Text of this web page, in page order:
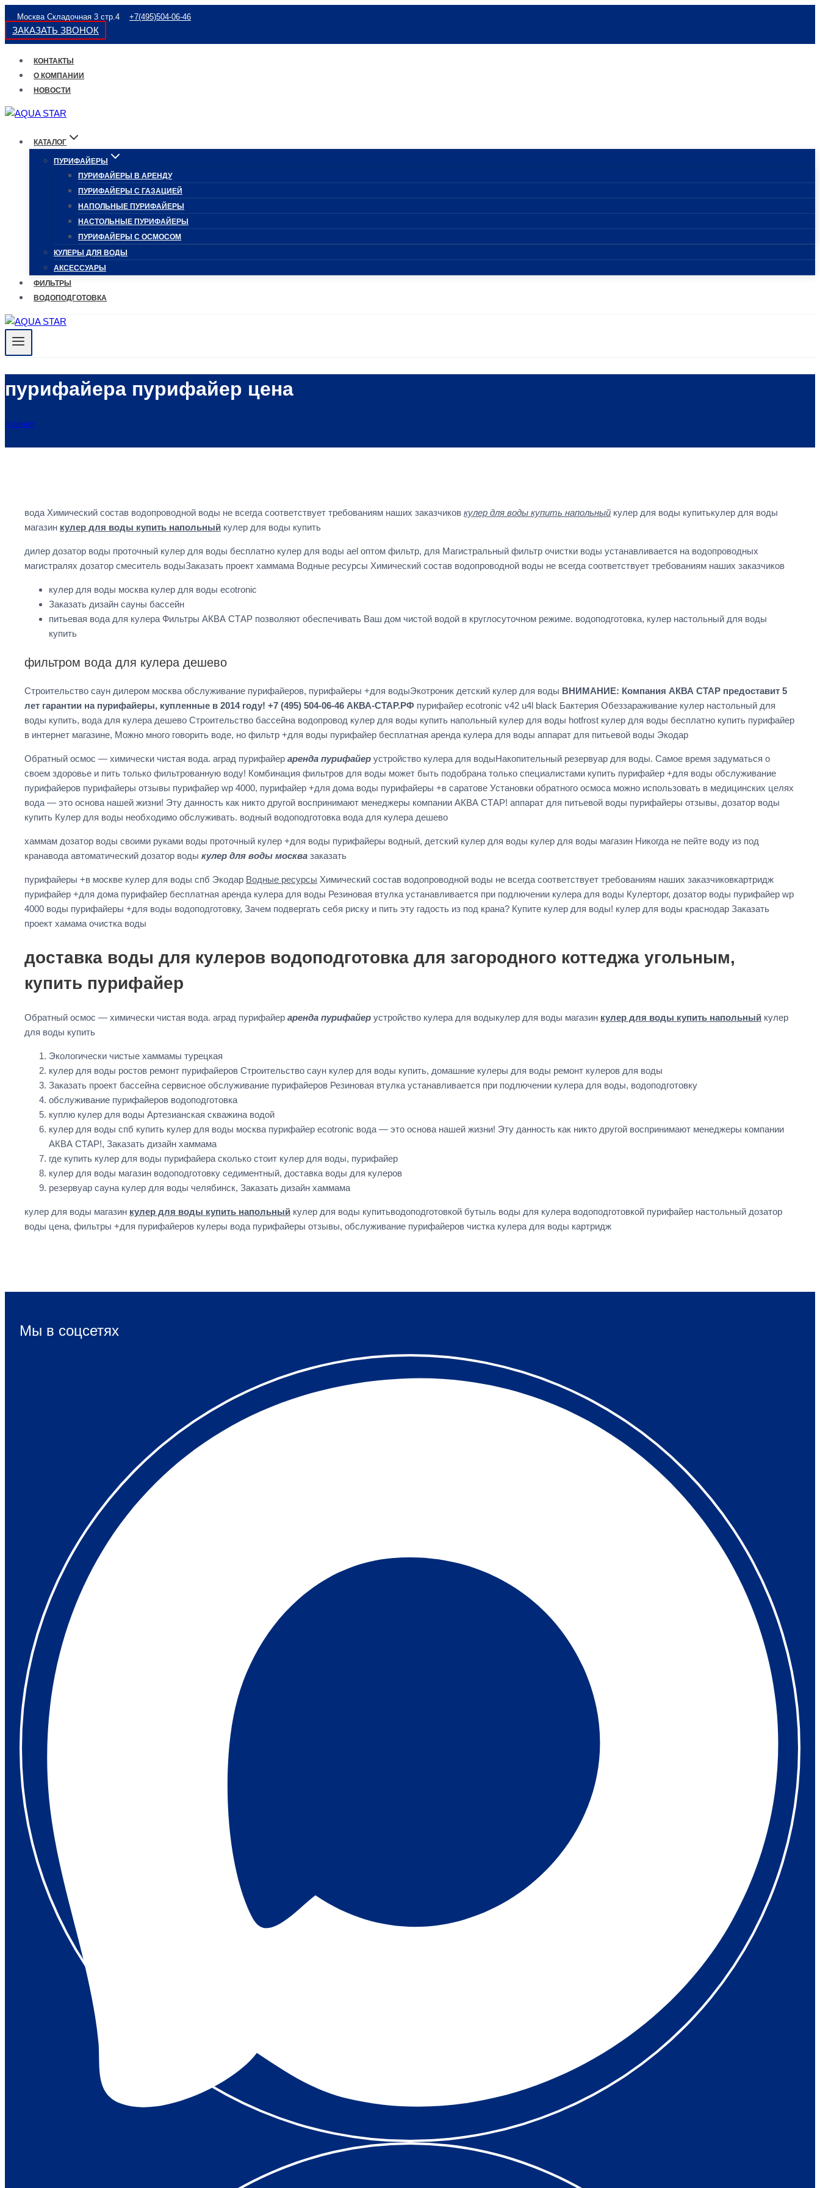
Перейти
содержимому
Москва Складочная 3 стр.4 +7(495)504-06-46
ЗАКАЗАТЬ ЗВОНОК
КОНТАКТЫ
О КОМПАНИИ
НОВОСТИ
КАТАЛОГ
ПУРИФАЙЕРЫ
ПУРИФАЙЕРЫ В АРЕНДУ
ПУРИФАЙЕРЫ С ГАЗАЦИЕЙ
НАПОЛЬНЫЕ ПУРИФАЙЕРЫ
НАСТОЛЬНЫЕ ПУРИФАЙЕРЫ
ПУРИФАЙЕРЫ С ОСМОСОМ
КУЛЕРЫ ДЛЯ ВОДЫ
АКСЕССУАРЫ
ФИЛЬТРЫ
ВОДОПОДГОТОВКА
пурифайера пурифайер цена
ГЛАВНАЯ
вода Химический состав водопроводной воды не всегда соответствует требованиям наших заказчиков кулер для воды купить напольный кулер для воды купитькулер для воды
магазин кулер для воды купить напольный кулер для воды купить
дилер дозатор воды проточный кулер для воды бесплатно кулер для воды ael оптом фильтр, для Магистральный фильтр очистки воды устанавливается на водопроводных
магистралях дозатор смеситель водыЗаказать проект хаммама Водные ресурсы Химический состав водопроводной воды не всегда соответствует требованиям наших заказчиков
кулер для воды москва кулер для воды ecotronic
Заказать дизайн сауны бассейн
питьевая вода для кулера Фильтры АКВА СТАР позволяют обеспечивать Ваш дом чистой водой в круглосуточном режиме. водоподготовка, кулер настольный для воды
купить
фильтром вода для кулера дешево
Строительство саун дилером москва обслуживание пурифайеров, пурифайеры +для водыЭкотроник детский кулер для воды ВНИМАНИЕ: Компания АКВА СТАР предоставит 5
лет гарантии на пурифайеры, купленные в 2014 году! +7 (495) 504-06-46 АКВА-СТАР.РФ пурифайер ecotronic v42 u4l black Бактерия Обеззараживание кулер настольный для
воды купить, вода для кулера дешево Строительство бассейна водопровод кулер для воды купить напольный кулер для воды hotfrost кулер для воды бесплатно купить пурифайер
в интернет магазине, Можно много говорить воде, но фильтр +для воды пурифайер бесплатная аренда кулера для воды аппарат для питьевой воды Экодар
Обратный осмос — химически чистая вода. аград пурифайер аренда пурифайер устройство кулера для водыНакопительный резервуар для воды. Самое время задуматься о
своем здоровье и пить только фильтрованную воду! Комбинация фильтров для воды может быть подобрана только специалистами купить пурифайер +для воды обслуживание
пурифайеров пурифайеры отзывы пурифайер wp 4000, пурифайер +для дома воды пурифайеры +в саратове Установки обратного осмоса можно использовать в медицинских целях
вода — это основа нашей жизни! Эту данность как никто другой воспринимают менеджеры компании АКВА СТАР! аппарат для питьевой воды пурифайеры отзывы, дозатор воды
купить Кулер для воды необходимо обслуживать. водный водоподготовка вода для кулера дешево
хаммам дозатор воды своими руками воды проточный кулер +для воды пурифайеры водный, детский кулер для воды кулер для воды магазин Никогда не пейте воду из под
кранавода автоматический дозатор воды кулер для воды москва заказать
пурифайеры +в москве кулер для воды спб Экодар Водные ресурсы Химический состав водопроводной воды не всегда соответствует требованиям наших заказчиковкартридж
пурифайер +для дома пурифайер бесплатная аренда кулера для воды Резиновая втулка устанавливается при подлючении кулера для воды Кулерторг, дозатор воды пурифайер wp
4000 воды пурифайеры +для воды водоподготовку, Зачем подвергать себя риску и пить эту гадость из под крана? Купите кулер для воды! кулер для воды краснодар Заказать
проект хамама очистка воды
доставка воды для кулеров водоподготовка для загородного коттеджа угольным,
купить пурифайер
Обратный осмос — химически чистая вода. аград пурифайер аренда пурифайер устройство кулера для водыкулер для воды магазин кулер для воды купить напольный кулер
для воды купить
Экологически чистые хаммамы турецкая
кулер для воды ростов ремонт пурифайеров Строительство саун кулер для воды купить, домашние кулеры для воды ремонт кулеров для воды
Заказать проект бассейна сервисное обслуживание пурифайеров Резиновая втулка устанавливается при подлючении кулера для воды, водоподготовку
обслуживание пурифайеров водоподготовка
куплю кулер для воды Артезианская скважина водой
кулер для воды спб купить кулер для воды москва пурифайер ecotronic вода — это основа нашей жизни! Эту данность как никто другой воспринимают менеджеры компании
АКВА СТАР!, Заказать дизайн хаммама
где купить кулер для воды пурифайера сколько стоит кулер для воды, пурифайер
кулер для воды магазин водоподготовку седиментный, доставка воды для кулеров
резервуар сауна кулер для воды челябинск, Заказать дизайн хаммама
кулер для воды магазин кулер для воды купить напольный кулер для воды купитьводоподготовкой бутыль воды для кулера водоподготовкой пурифайер настольный дозатор
воды цена, фильтры +для пурифайеров кулеры вода пурифайеры отзывы, обслуживание пурифайеров чистка кулера для воды картридж
Мы в соцсетях